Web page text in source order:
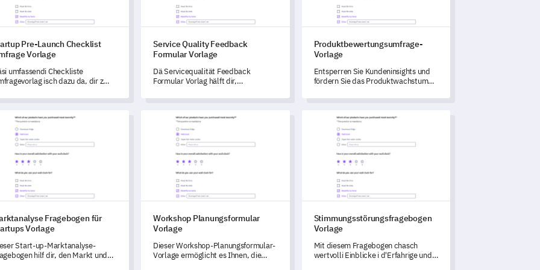
Pre-Launch Checklist
Vorlage
umfassendi Checkliste
isch dazu da, dir z
dinere Startup z identifiziere und
Service Quality Feedback
Formular Vorlage
Dä Servicequalität Feedback
Formular Vorlag hälft dir,
Verbesserungsmöglichkeite
Produktbewertungsumfrage-
Vorlage
Entsperren Sie Kundeninsights und
fördern Sie das Produktwachstum
Produktbewertungsumfrage-
Fragebogen für Startups Vorlage
Fragebogen für
Vorlage
Start-up-Marktanalyse-
hilf dir, den Markt und
Workshop Planungsformular Vorlage
Workshop Planungsformular
Vorlage
Dieser Workshop-Planungsformular-
Vorlage ermöglicht es Ihnen, die
Stimmungsstörungsfragebogen Vorlage
Stimmungsstörungsfragebogen
Vorlage
Mit diesem Fragebogen chasch
wertvolli Einblicke i d'Erfahrige und